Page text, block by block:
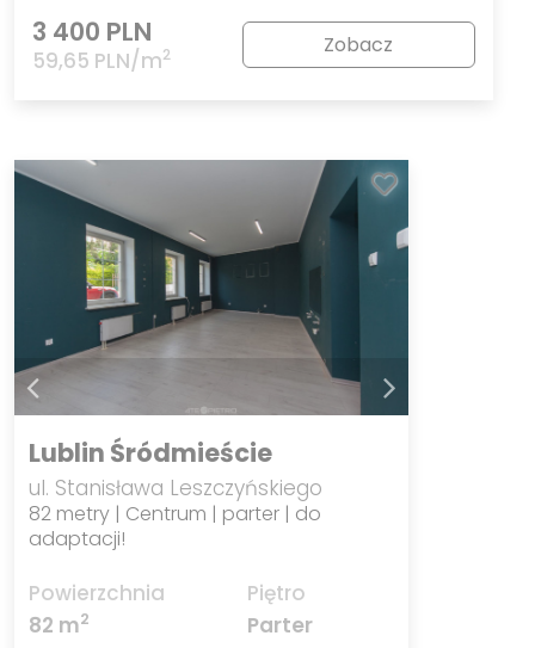
3 400 PLN
59,65 PLN/m2 Zobacz
Lublin Śródmieście
ul. Stanisława Leszczyńskiego
82 metry | Centrum | parter | do
adaptacji!
Powierzchnia
82 m2
Piętro
Parter